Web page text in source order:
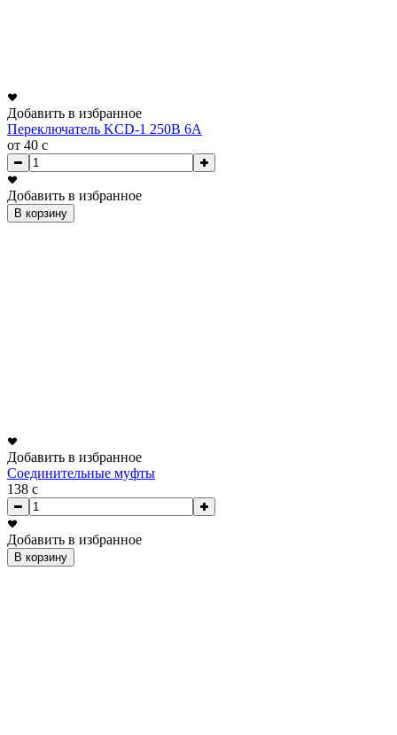
Добавить в избранное
Переключатель KCD-1 250В 6А
от 40 c
Добавить в избранное
В корзину
Добавить в избранное
Соединительные муфты
138 c
Добавить в избранное
В корзину